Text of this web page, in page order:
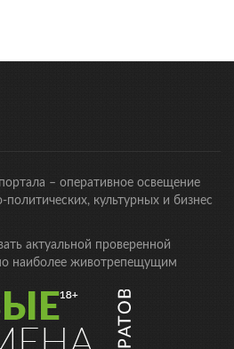
– оперативное освещение
культурных и бизнес
актуальной проверенной
наиболее животрепещущим